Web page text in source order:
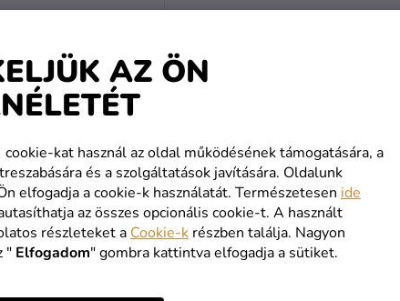
AZ ÖN
cookie-kat használ az oldal működésének támogatására, a
és a szolgáltatások javítására. Oldalunk
elfogadja a cookie-k használatát. Természetesen ide
az összes opcionális cookie-t. A használt
részleteket a Cookie-k részben találja. Nagyon
" Elfogadom" gombra kattintva elfogadja a sütiket.